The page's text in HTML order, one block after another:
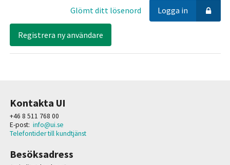
Logga in
Glömt ditt lösenord
Registrera ny användare
Kontakta UI
+46 8 511 768 00
E-post: info@ui.se
Telefontider till kundtjänst
Besöksadress